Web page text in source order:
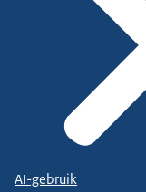
AI-gebruik